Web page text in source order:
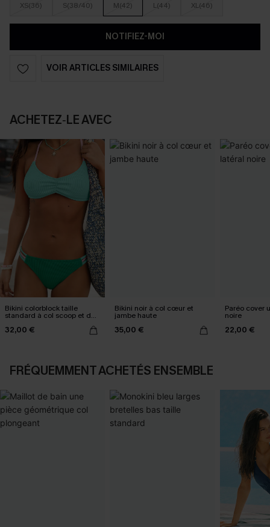
XS(36) S(38/40) M(42) L(44) XL(46)
NOTIFIEZ-MOI
VOIR ARTICLES SIMILAIRES
ACHETEZ‑LE AVEC
Bikini colorblock taille
standard à col scoop et dos
32,00 €
Bikini noir à col cœur et
jambe haute
35,00 €
Paréo cover
noire
22,00 €
FRÉQUEMMENT ACHETÉS ENSEMBLE